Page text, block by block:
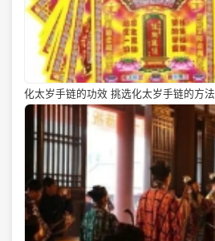
化太岁手链的功效 挑选化太岁手链的方法